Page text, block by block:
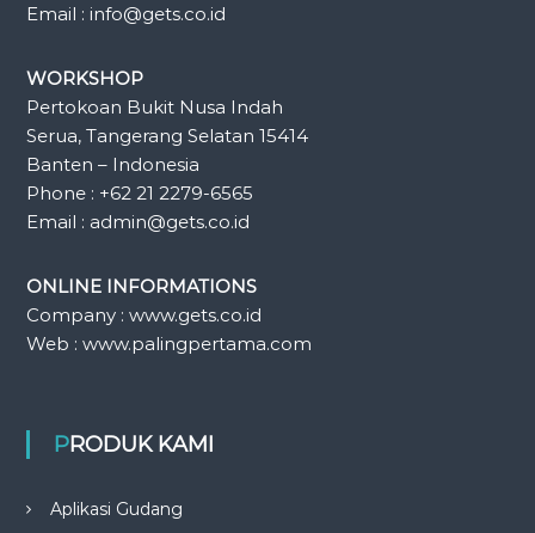
Email : info@gets.co.id
WORKSHOP
Pertokoan Bukit Nusa Indah
Serua, Tangerang Selatan 15414
Banten – Indonesia
Phone : +62 21 2279-6565
Email : admin@gets.co.id
ONLINE INFORMATIONS
Company : www.gets.co.id
Web : www.palingpertama.com
PRODUK KAMI
Aplikasi Gudang